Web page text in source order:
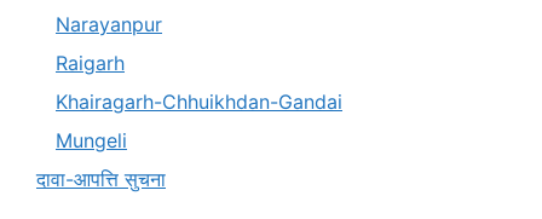
Narayanpur
Raigarh
Khairagarh-Chhuikhdan-Gandai
Mungeli
दावा-आपत्ति सुचना